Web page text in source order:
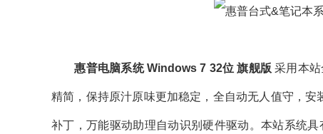
惠普电脑系统 Windows 7 32位 旗舰版 采用本
精简，保持原汁原味更加稳定，全自动无人值守，
补丁，万能驱动助理自动识别硬件驱动。本站系统